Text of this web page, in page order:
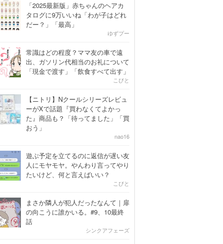
「2025最新版」赤ちゃんのヘアカ
タログに9万いいね「わが子はどれ
だー？」「最高」
ゆずプー
常識はどの程度？ママ友の車で遠
出、ガソリン代相当のお礼について
「現金で渡す」「飲食すべて出す」
こびと
【ニトリ】Nクールシリーズレビュ
ーがXで話題『買わなくてよかっ
た』商品も？「待ってました」「買
おう」
nao16
遊ぶ予定を立てるのに返信が遅い友
人にモヤモヤ。やんわり言ってやり
たいけど、何と言えばいい？
こびと
まさか隣人が犯人だったなんて｜扉
の向こうに誰かいる。#9、10最終
話
シンクアフェーズ